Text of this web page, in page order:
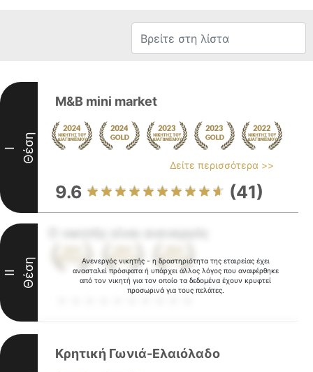
I Θέση
M&B mini market
Δείτε περισσότερα >>
9.6 (41)
Ανενεργός νικητής - η δραστηριότητα της εταιρείας έχει
ανασταλεί πρόσφατα ή υπάρχει άλλος λόγος που αναφέρθηκε
από τον νικητή για τον οποίο τα δεδομένα έχουν κρυφτεί
προσωρινά για τους πελάτες.
II Θέση
Κρητική Γωνιά-Ελαιόλαδο